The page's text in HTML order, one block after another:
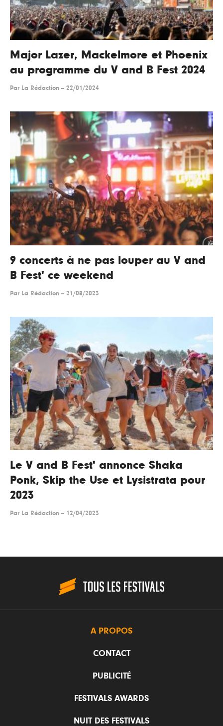
Major Lazer, Mackelmore et Phoenix
au programme du V and B Fest 2024
Par La Rédaction -- 22/01/2024
9 concerts à ne pas louper au V and
B Fest' ce weekend
Par La Rédaction -- 21/08/2023
Le V and B Fest' annonce Shaka
Ponk, Skip the Use et Lysistrata pour
2023
Par La Rédaction -- 12/04/2023
A PROPOS
CONTACT
PUBLICITÉ
FESTIVALS AWARDS
NUIT DES FESTIVALS